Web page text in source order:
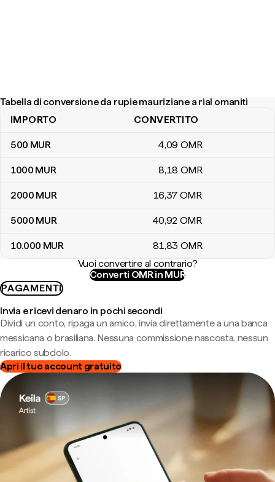
Tabella di conversione da rupie mauriziane a rial omaniti
Tabella di conversione da rupie mauriziane a rial omaniti
IMPORTO CONVERTITO
500 MUR 4,09 OMR
1000 MUR 8,18 OMR
2000 MUR 16,37 OMR
5000 MUR 40,92 OMR
10.000 MUR 81,83 OMR
Vuoi convertire al contrario?
Converti OMR in MUR
PAGAMENTI
Invia e ricevi denaro in pochi secondi
Dividi un conto, ripaga un amico, invia direttamente a una banca
messicana o brasiliana. Nessuna commissione nascosta, nessun
ricarico subdolo.
Apri il tuo account gratuito